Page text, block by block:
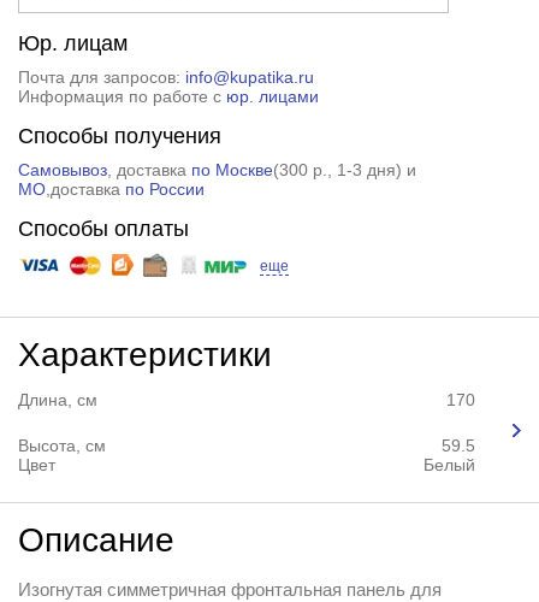
Юр. лицам
Почта для запросов: info@kupatika.ru
Информация по работе с юр. лицами
Способы получения
Самовывоз, доставка по Москве(300 р.
, 1-3 дня) и
МО,доставка по России
Способы оплаты
еще
Характеристики
Длина, см 170
Высота, см
59.5
Цвет
Белый
Описание
Изогнутая симметричная фронтальная панель для